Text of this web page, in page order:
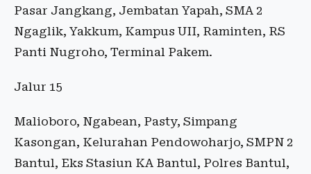
Pasar Jangkang, Jembatan Yapah, SMA 2
Ngaglik, Yakkum, Kampus UII, Raminten, RS
Panti Nugroho, Terminal Pakem.
Jalur 15
Malioboro, Ngabean, Pasty, Simpang
Kasongan, Kelurahan Pendowoharjo, SMPN 2
Bantul, Eks Stasiun KA Bantul, Polres Bantul,